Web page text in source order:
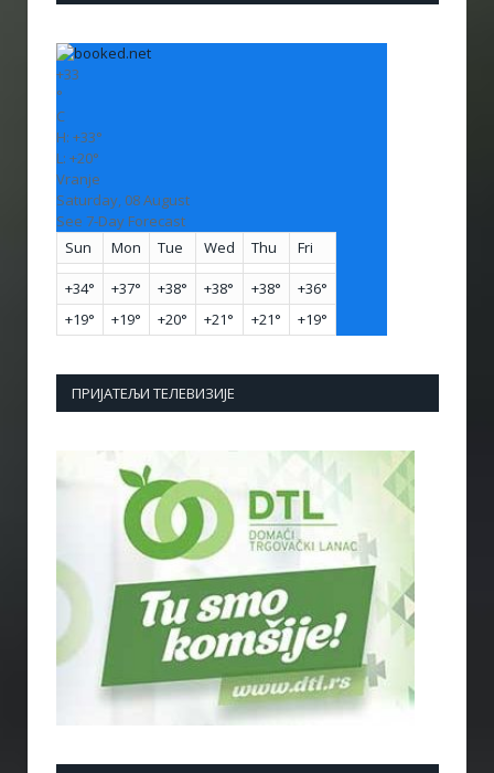
+33
°
C
H: +33°
L: +20°
Vranje
Saturday, 08 August
See 7-Day Forecast
Sun
Mon Tue Wed Thu Fri
+34° +37° +38° +38° +38° +36°
+19° +19° +20° +21° +21° +19°
ПРИЈАТЕЉИ ТЕЛЕВИЗИЈЕ